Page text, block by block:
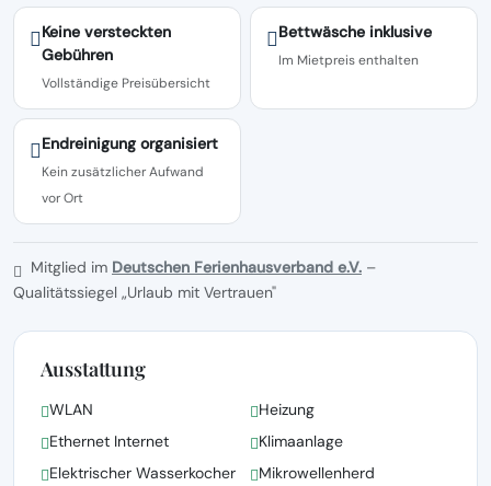
Keine versteckten
Gebühren
Vollständige Preisübersicht
Bettwäsche inklusive
Im Mietpreis enthalten
Endreinigung organisiert
Kein zusätzlicher Aufwand
vor Ort
Mitglied im Deutschen Ferienhausverband e.V. –
Qualitätssiegel „Urlaub mit Vertrauen"
Ausstattung
WLAN
Heizung
Ethernet Internet
Klimaanlage
Elektrischer Wasserkocher
Mikrowellenherd